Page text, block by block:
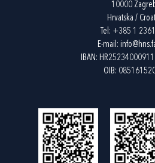
10000
Hrvatska /
Tel: +385 1
E-mail:
IBAN:
OIB: